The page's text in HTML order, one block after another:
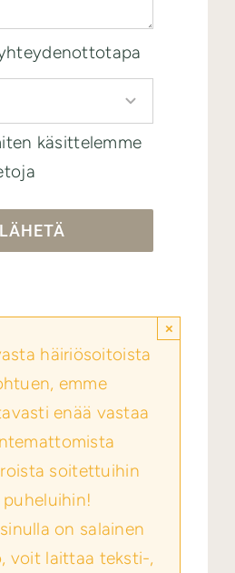
käsittelemme
LÄHETÄ
häiriösoitoista
emme
enää vastaa
soitettuihin
puheluihin!
on salainen
voit laittaa teksti-,
×